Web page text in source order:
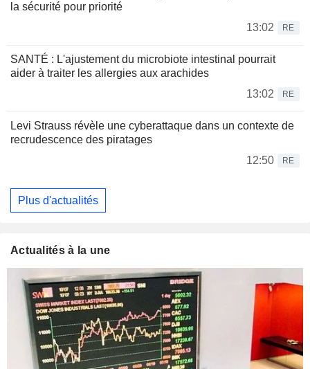
la sécurité pour priorité
13:02
RE
SANTÉ : L'ajustement du microbiote intestinal pourrait
aider à traiter les allergies aux arachides
13:02
RE
Levi Strauss révèle une cyberattaque dans un contexte de
recrudescence des piratages
12:50
RE
Plus d'actualités
Actualités à la une